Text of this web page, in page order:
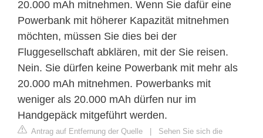
20.000 mAh mitnehmen. Wenn Sie dafür eine
Powerbank mit höherer Kapazität mitnehmen
möchten, müssen Sie dies bei der
Fluggesellschaft abklären, mit der Sie reisen.
Nein. Sie dürfen keine Powerbank mit mehr als
20.000 mAh mitnehmen. Powerbanks mit
weniger als 20.000 mAh dürfen nur im
Handgepäck mitgeführt werden.
Antrag auf Entfernung der Quelle | Sehen Sie sich die